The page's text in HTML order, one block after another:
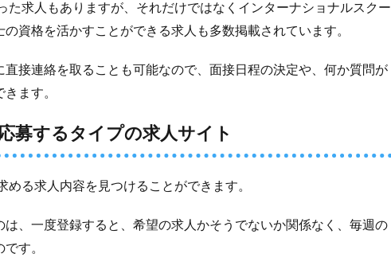
た求人もありますが、それだけではなくインターナショナルスクー
資格を活かすことができる求人も多数掲載されています。
接連絡を取ることも可能なので、面接日程の決定や、何か質問が
ます。
募するタイプの求人サイト
る求人内容を見つけることができます。
、一度登録すると、希望の求人かそうでないか関係なく、毎週の
す。